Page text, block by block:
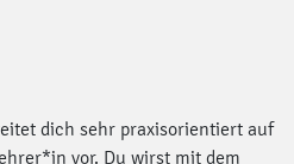
dich sehr praxisorientiert auf
vor. Du wirst mit dem